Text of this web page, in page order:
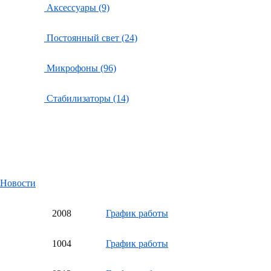
Аксессуары (9)
Постоянный свет (24)
Микрофоны (96)
Стабилизаторы (14)
Новости
2008 График работы
1004 График работы